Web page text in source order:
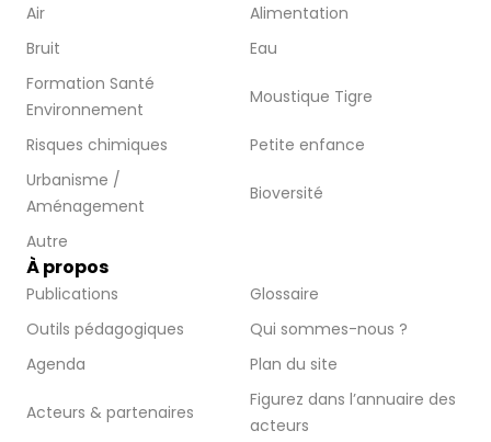
Air
Alimentation
Bruit
Eau
Formation Santé
Environnement
Moustique Tigre
Risques chimiques
Petite enfance
Urbanisme /
Aménagement
Bioversité
Autre
À propos
Publications
Glossaire
Outils pédagogiques
Qui sommes-nous ?
Agenda
Plan du site
Acteurs & partenaires
Figurez dans l’annuaire des
acteurs